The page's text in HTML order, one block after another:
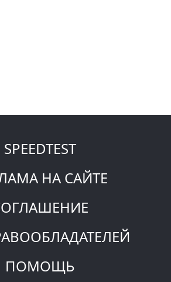
SPEEDTEST
НА САЙТЕ
ПОМОЩЬ